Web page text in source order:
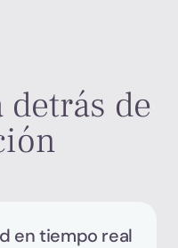
de
en tiempo real